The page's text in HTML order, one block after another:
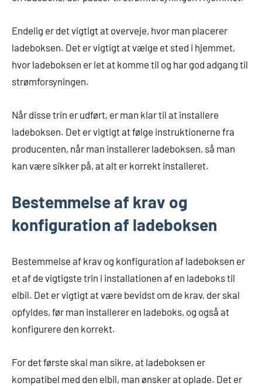
Endelig er det vigtigt at overveje, hvor man placerer
ladeboksen. Det er vigtigt at vælge et sted i hjemmet,
hvor ladeboksen er let at komme til og har god adgang til
strømforsyningen.
Når disse trin er udført, er man klar til at installere
ladeboksen. Det er vigtigt at følge instruktionerne fra
producenten, når man installerer ladeboksen, så man
kan være sikker på, at alt er korrekt installeret.
Bestemmelse af krav og
konfiguration af ladeboksen
Bestemmelse af krav og konfiguration af ladeboksen er
et af de vigtigste trin i installationen af en ladeboks til
elbil. Det er vigtigt at være bevidst om de krav, der skal
opfyldes, før man installerer en ladeboks, og også at
konfigurere den korrekt.
For det første skal man sikre, at ladeboksen er
kompatibel med den elbil, man ønsker at oplade. Det er